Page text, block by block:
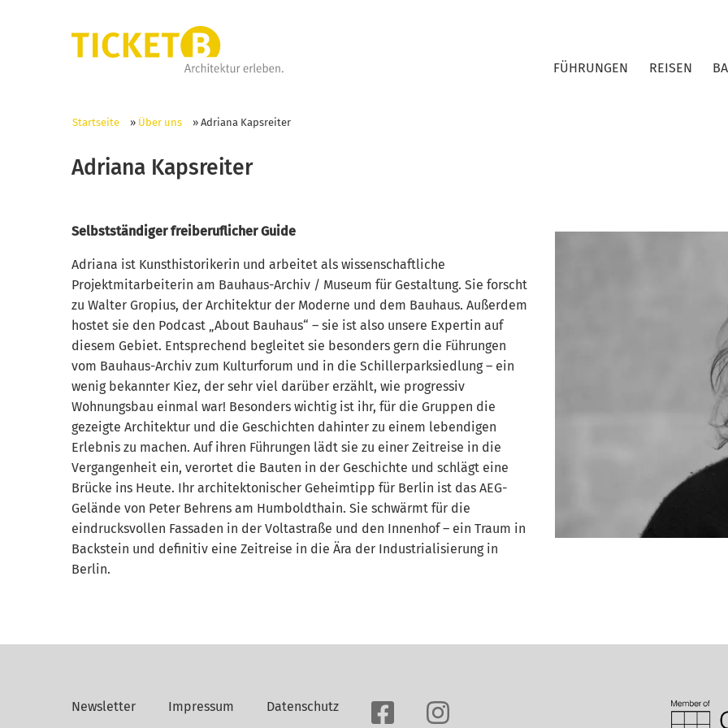
FÜHRUNGEN REISEN
Startseite » Über uns » Adriana Kapsreiter
Adriana Kapsreiter
Selbstständiger freiberuflicher Guide
Adriana ist Kunsthistorikerin und arbeitet als wissenschaftliche
Projektmitarbeiterin am Bauhaus-Archiv / Museum für Gestaltung. Sie forscht
zu Walter Gropius, der Architektur der Moderne und dem Bauhaus. Außerdem
hostet sie den Podcast „About Bauhaus“ – sie ist also unsere Expertin auf
diesem Gebiet. Entsprechend begleitet sie besonders gern die Führungen
vom Bauhaus-Archiv zum Kulturforum und in die Schillerparksiedlung – ein
wenig bekannter Kiez, der sehr viel darüber erzählt, wie progressiv
Wohnungsbau einmal war! Besonders wichtig ist ihr, für die Gruppen die
gezeigte Architektur und die Geschichten dahinter zu einem lebendigen
Erlebnis zu machen. Auf ihren Führungen lädt sie zu einer Zeitreise in die
Vergangenheit ein, verortet die Bauten in der Geschichte und schlägt eine
Brücke ins Heute. Ihr architektonischer Geheimtipp für Berlin ist das AEG-
Gelände von Peter Behrens am Humboldthain. Sie schwärmt für die
eindrucksvollen Fassaden in der Voltastraße und den Innenhof – ein Traum in
Backstein und definitiv eine Zeitreise in die Ära der Industrialisierung in
Berlin.
Newsletter Impressum Datenschutz